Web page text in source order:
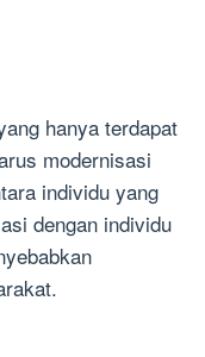
hanya terdapat
modernisasi
individu yang
dengan individu